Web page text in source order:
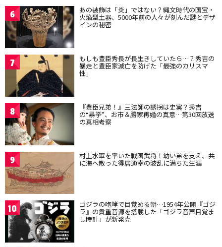
6 あの装飾は「炎」ではない？縄文時代の国宝・
火焔型土器、5000年前の人々が刻んだ謎とデザ
インの秘密
7 もしも豊臣秀長が長生きしていたら…？秀吉の
暴走と豊臣家滅亡を防げた「最強のカリスマ
性」
8 『豊臣兄弟！』三法師の誘拐は史実？秀吉
の“暴挙”、お市＆勝家再婚の真意…第30回放送
の真相考察
9 村上水軍を率いた戦国武将！幼い弟を支え、共
に海へ散った得居通幸の波乱に満ちた生涯
10 ゴジラの咆哮で目覚める朝…1954年公開『ゴジ
ラ』の貴重音源を搭載した「ゴジラ音声目覚ま
し時計」が新発売